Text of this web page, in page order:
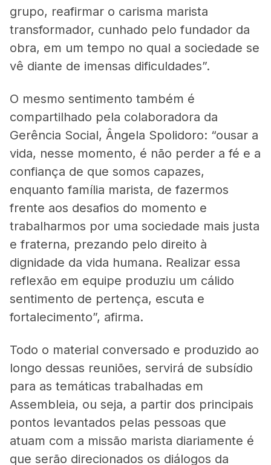
grupo, reafirmar o carisma marista
transformador, cunhado pelo fundador da
obra, em um tempo no qual a sociedade se
vê diante de imensas dificuldades”.
O mesmo sentimento também é
compartilhado pela colaboradora da
Gerência Social, Ângela Spolidoro: “ousar a
vida, nesse momento, é não perder a fé e a
confiança de que somos capazes,
enquanto família marista, de fazermos
frente aos desafios do momento e
trabalharmos por uma sociedade mais justa
e fraterna, prezando pelo direito à
dignidade da vida humana. Realizar essa
reflexão em equipe produziu um cálido
sentimento de pertença, escuta e
fortalecimento”, afirma.
Todo o material conversado e produzido ao
longo dessas reuniões, servirá de subsídio
para as temáticas trabalhadas em
Assembleia, ou seja, a partir dos principais
pontos levantados pelas pessoas que
atuam com a missão marista diariamente é
que serão direcionados os diálogos da